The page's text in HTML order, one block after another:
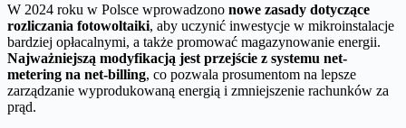
W 2024 roku w Polsce wprowadzono nowe zasady dotyczące
rozliczania fotowoltaiki, aby uczynić inwestycje w mikroinstalacje
bardziej opłacalnymi, a także promować magazynowanie energii.
Najważniejszą modyfikacją jest przejście z systemu net-
metering na net-billing, co pozwala prosumentom na lepsze
zarządzanie wyprodukowaną energią i zmniejszenie rachunków za
prąd.